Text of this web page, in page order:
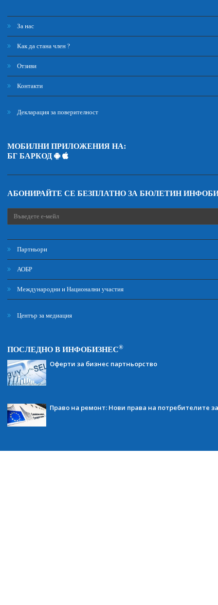
За нас
Как да стана член ?
Отзиви
Контакти
Декларация за поверителност
МОБИЛНИ ПРИЛОЖЕНИЯ НА:
БГ БАРКОД
АБОНИРАЙТЕ СЕ БЕЗПЛАТНО ЗА БЮЛЕТИН
Партньори
АОБР
Международни и Национални участия
Център за медиация
ПОСЛЕДНО В ИНФОБИЗНЕС®
Оферти за бизнес партньорство
Право на ремонт: Нови права на потребителите